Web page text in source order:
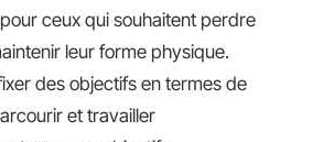
ceux qui souhaitent perdre
leur forme physique.
des objectifs en termes de
et travailler